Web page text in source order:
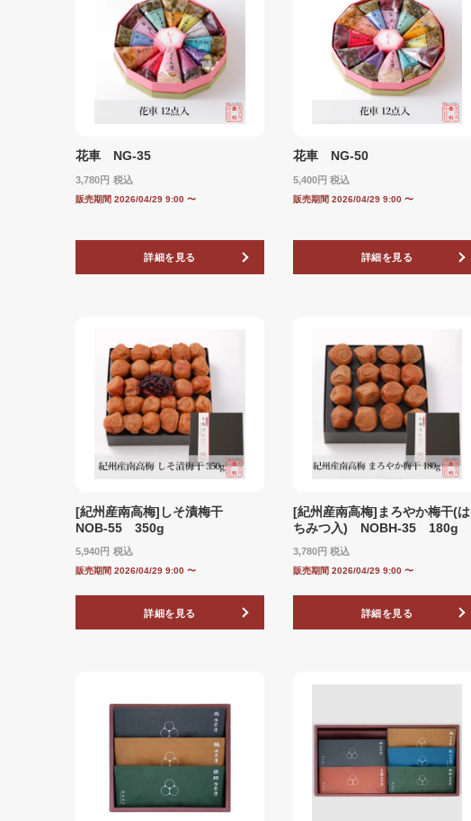
花車 NG-35
3,780 税込
販売期間 2026/04/29 9:00 〜
詳細を見る
花車 NG-50
5,400 税込
販売期間 2026/04/29 9:00 〜
詳細を見る
[紀州産南高梅]しそ漬梅干
NOB-55 350g
5,940 税込
販売期間 2026/04/29 9:00 〜
詳細を見る
[紀州産南高梅]まろやか梅干(は
ちみつ入) NOBH‐35 180g
3,780 税込
販売期間 2026/04/29 9:00 〜
詳細を見る